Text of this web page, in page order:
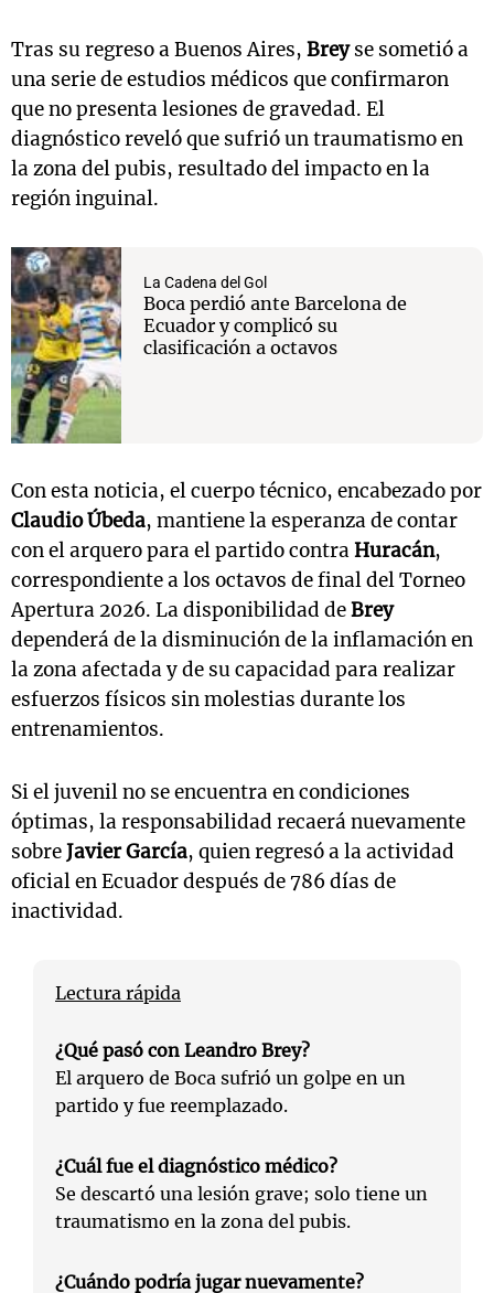
Tras su regreso a Buenos Aires, Breyse sometió a
una serie de estudios médicos que confirmaron
que no presenta lesiones de gravedad. El
diagnóstico reveló que sufrió un traumatismo en
la zona del pubis, resultado del impacto en la
región inguinal.
La Cadena del Gol
Boca perdió ante Barcelona de
Ecuador y complicó su
clasificación a octavos
Con esta noticia, el cuerpo técnico, encabezado por
Claudio Úbeda, mantiene la esperanza de contar
con el arquero para el partido contraHuracán,
correspondiente a los octavos de final del Torneo
Apertura 2026. La disponibilidad deBrey
dependerá de la disminución de la inflamación en
la zona afectada y de su capacidad para realizar
esfuerzos físicos sin molestias durante los
entrenamientos.
Si el juvenil no se encuentra en condiciones
óptimas, la responsabilidad recaerá nuevamente
sobreJavier García, quien regresó a la actividad
oficial en Ecuador después de 786 días de
inactividad.
Lectura rápida
¿Qué pasó con Leandro Brey?
El arquero de Boca sufrió un golpe en un
partido y fue reemplazado.
¿Cuál fue el diagnóstico médico?
Se descartó una lesión grave; solo tiene un
traumatismo en la zona del pubis.
¿Cuándo podría jugar nuevamente?